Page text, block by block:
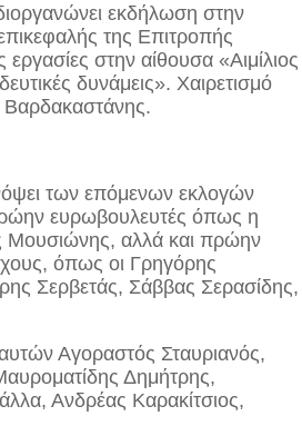
εκδήλωση στην
της Επιτροπής
στην αίθουσα «Αιμίλιος
δυνάμεις». Χαιρετισμό
Βαρδακαστάνης.
των επόμενων εκλογών
ευρωβουλευτές όπως η
Μουσιώνης, αλλά και πρώην
όπως οι Γρηγόρης
Σερβετάς, Σάββας Σερασίδης,
Αγοραστός Σταυριανός,
Δημήτρης,
Ανδρέας Καρακίτσιος,